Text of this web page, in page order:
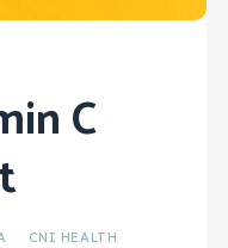
C
CNI HEALTH